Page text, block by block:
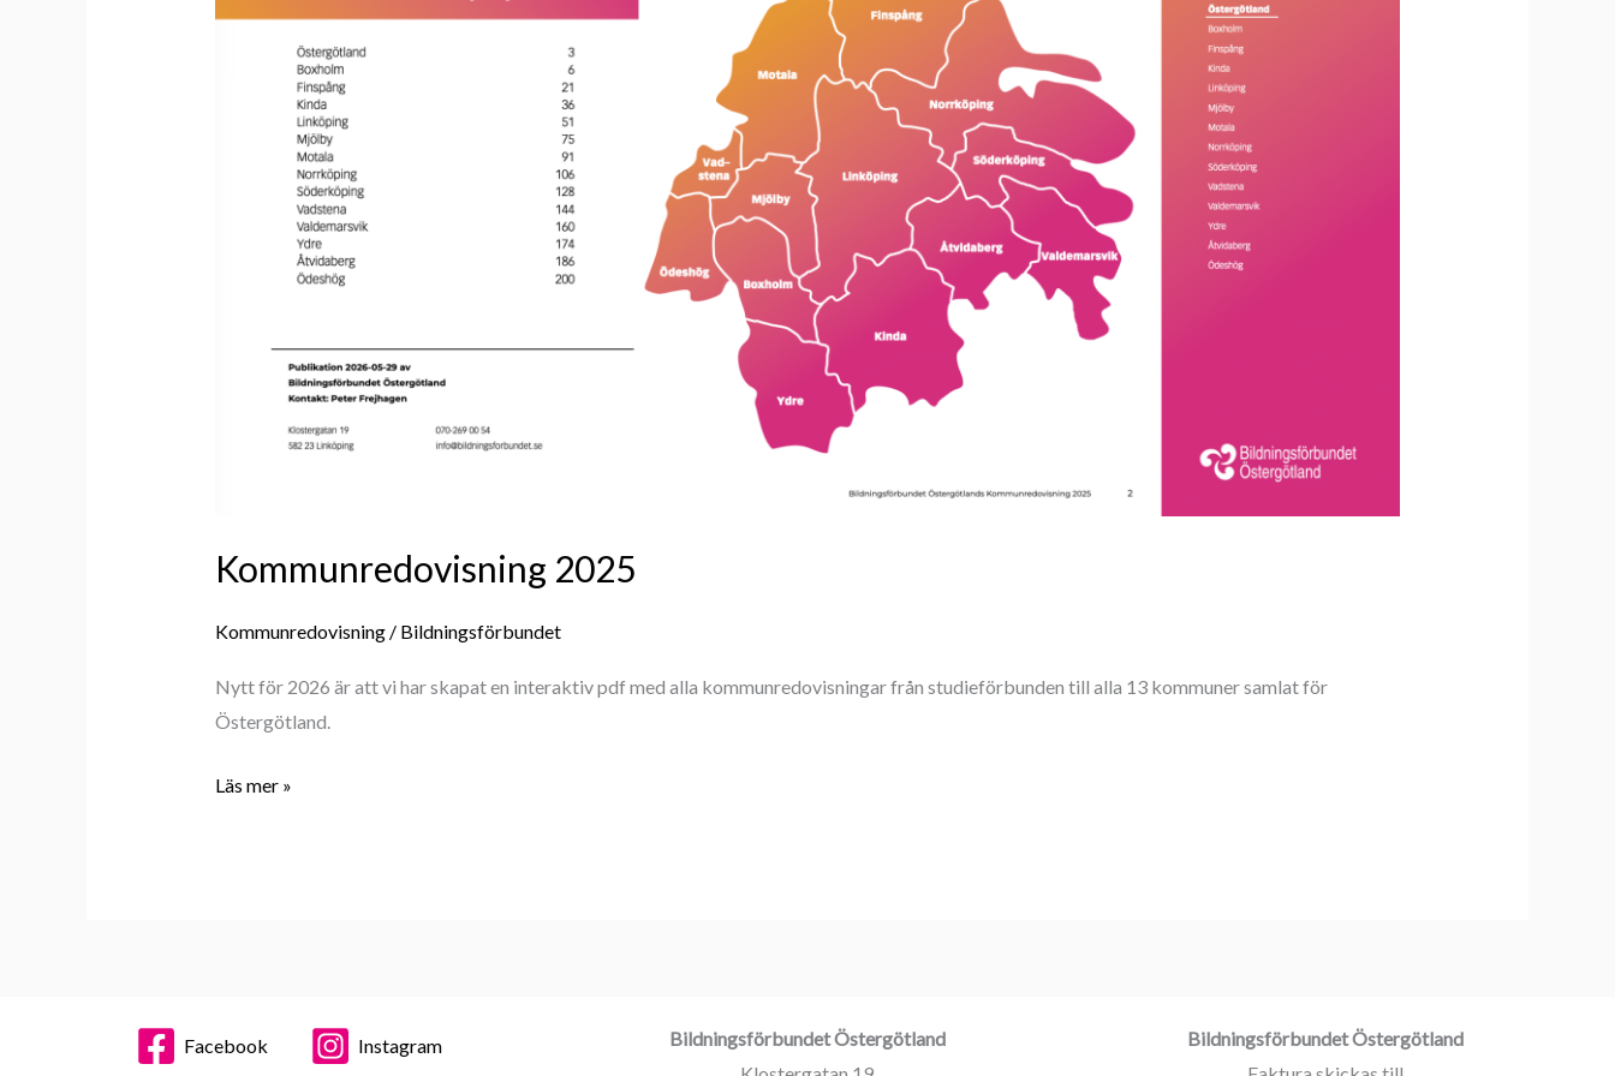
Kommunredovisning 2025
Kommunredovisning/ Bildningsförbundet
Nytt för 2026 är att vi har skapat en interaktiv pdf med alla kommunredovisningar från studieförbunden till alla 13 kommuner samlat för
Östergötland.
Läs mer »
Facebook Instagram
Bildningsförbundet Östergötland
Bildningsförbundet Östergötland